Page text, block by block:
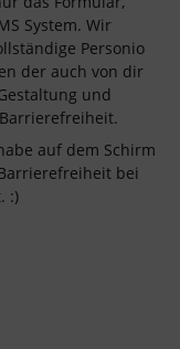
System. Wir
Personio
der auch von dir
und
auf dem Schirm
bei
:)